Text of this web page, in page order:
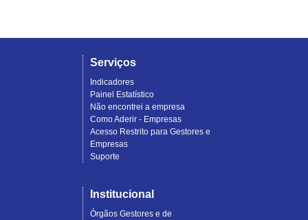
Serviços
Indicadores
Painel Estatístico
Não encontrei a empresa
Como Aderir - Empresas
Acesso Restrito para Gestores e
Empresas
Suporte
Institucional
Órgãos Gestores e de